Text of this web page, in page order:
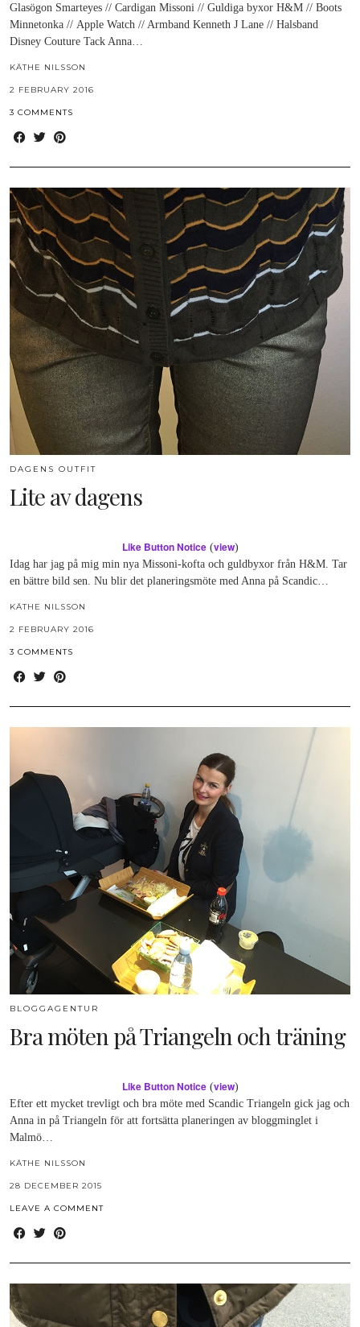
Glasögon Smarteyes // Cardigan Missoni // Guldiga byxor H&M // Boots
Minnetonka // Apple Watch // Armband Kenneth J Lane // Halsband
Disney Couture Tack Anna…
KÄTHE NILSSON
2 FEBRUARY 2016
3 COMMENTS
DAGENS OUTFIT
Lite av dagens
Like Button Notice(view)
Idag har jag på mig min nya Missoni-kofta och guldbyxor från H&M. Tar
en bättre bild sen. Nu blir det planeringsmöte med Anna på Scandic…
KÄTHE NILSSON
2 FEBRUARY 2016
3 COMMENTS
BLOGGAGENTUR
Bra möten på Triangeln och träning
Like Button Notice(view)
Efter ett mycket trevligt och bra möte med Scandic Triangeln gick jag och
Anna in på Triangeln för att fortsätta planeringen av bloggminglet i
Malmö…
KÄTHE NILSSON
28 DECEMBER 2015
LEAVE A COMMENT